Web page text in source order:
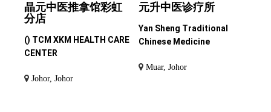
晶元中医推拿馆彩虹
分店
() TCM XKM HEALTH CARE
CENTER
Johor, Johor
元升中医诊疗所
Yan Sheng Traditional
Chinese Medicine
Muar, Johor